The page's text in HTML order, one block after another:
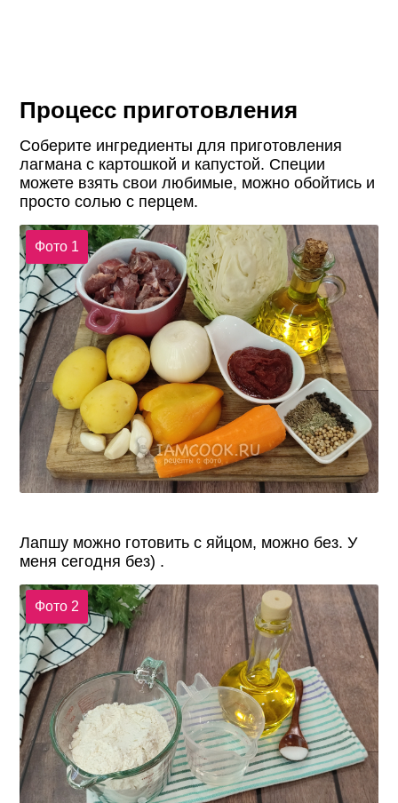
Процесс приготовления
Соберите ингредиенты для приготовления
лагмана с картошкой и капустой. Специи
можете взять свои любимые, можно обойтись и
просто солью с перцем.
Фото 1
Лапшу можно готовить с яйцом, можно без. У
меня сегодня без) .
Фото 2